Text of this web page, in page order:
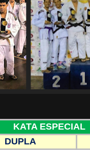
KATA ESPECIAL
DUPLA